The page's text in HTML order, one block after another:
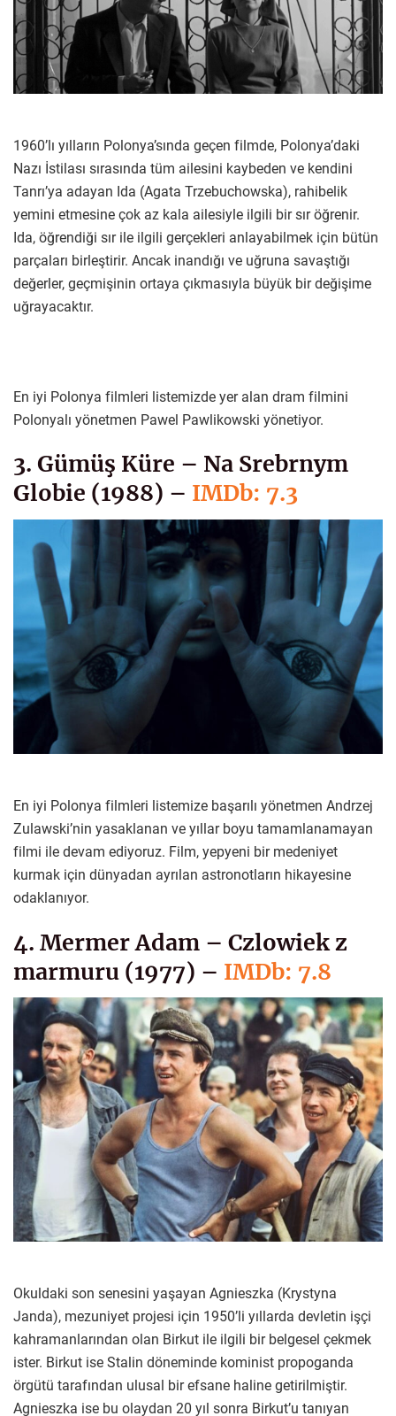
1960’lı yılların Polonya’sında geçen filmde, Polonya’daki
Nazı İstilası sırasında tüm ailesini kaybeden ve kendini
Tanrı’ya adayan Ida (Agata Trzebuchowska), rahibelik
yemini etmesine çok az kala ailesiyle ilgili bir sır öğrenir.
Ida, öğrendiği sır ile ilgili gerçekleri anlayabilmek için bütün
parçaları birleştirir. Ancak inandığı ve uğruna savaştığı
değerler, geçmişinin ortaya çıkmasıyla büyük bir değişime
uğrayacaktır.
En iyi Polonya filmleri listemizde yer alan dram filmini
Polonyalı yönetmen Pawel Pawlikowski yönetiyor.
3. Gümüş Küre – Na Srebrnym
Globie (1988) – IMDb: 7.3
En iyi Polonya filmleri listemize başarılı yönetmen Andrzej
Zulawski’nin yasaklanan ve yıllar boyu tamamlanamayan
filmi ile devam ediyoruz. Film, yepyeni bir medeniyet
kurmak için dünyadan ayrılan astronotların hikayesine
odaklanıyor.
4. Mermer Adam – Czlowiek z
marmuru (1977) – IMDb: 7.8
Okuldaki son senesini yaşayan Agnieszka (Krystyna
Janda), mezuniyet projesi için 1950’li yıllarda devletin işçi
kahramanlarından olan Birkut ile ilgili bir belgesel çekmek
ister. Birkut ise Stalin döneminde kominist propoganda
örgütü tarafından ulusal bir efsane haline getirilmiştir.
Agnieszka ise bu olaydan 20 yıl sonra Birkut’u tanıyan